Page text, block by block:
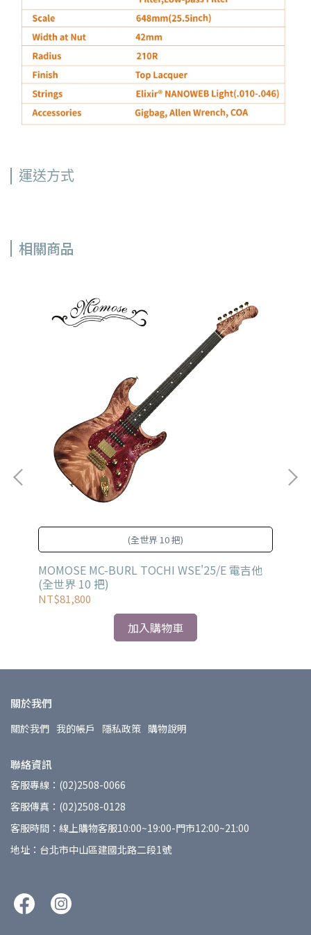
運送方式
相關商品
(全世界 10 把)
MOMOSE MC-BURL TOCHI WSE'25/E 電吉他
(全世界 10 把)
NT$81,800
加入購物車
關於我們
關於我們 我的帳戶 隱私政策 購物說明
聯絡資訊
客服專線：(02)2508-0066
客服傳真：(02)2508-0128
客服時間：線上購物客服10:00~19:00-門市12:00~21:00
地址：台北市中山區建國北路二段1號